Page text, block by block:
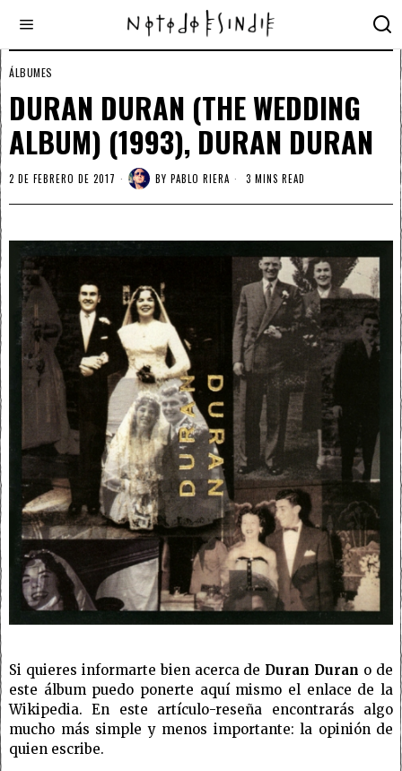
ÁLBUMES
DURAN DURAN (THE WEDDING
ALBUM) (1993), DURAN DURAN
2 DE FEBRERO DE 2017 BY PABLO RIERA 3 MINS READ
Si quieres informarte bien acerca de Duran Duran o de
este álbum puedo ponerte aquí mismo el enlace de la
Wikipedia. En este artículo-reseña encontrarás algo
mucho más simple y menos importante: la opinión de
quien escribe.